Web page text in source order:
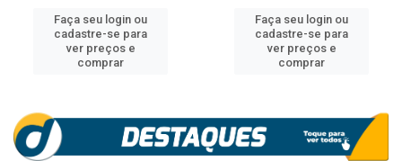
Faça seu login ou
cadastre-se para
ver preços e
comprar
Faça seu login ou
cadastre-se para
ver preços e
comprar